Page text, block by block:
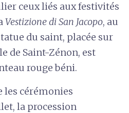
ceux liés aux festivités
Vestizione di San Jacopo, au
du saint, placée sur
de Saint-Zénon, est
rouge béni.
les cérémonies
la procession